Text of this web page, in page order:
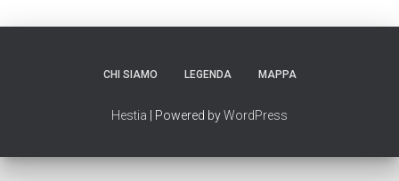
CHI SIAMO LEGENDA MAPPA
Hestia | Powered byWordPress